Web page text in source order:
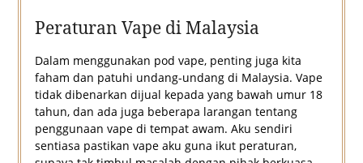
Peraturan Vape di Malaysia
Dalam menggunakan pod vape, penting juga kita
faham dan patuhi undang-undang di Malaysia. Vape
tidak dibenarkan dijual kepada yang bawah umur 18
tahun, dan ada juga beberapa larangan tentang
penggunaan vape di tempat awam. Aku sendiri
sentiasa pastikan vape aku guna ikut peraturan,